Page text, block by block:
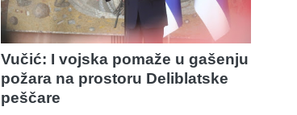
Vučić: I vojska pomaže u gašenju
požara na prostoru Deliblatske
peščare